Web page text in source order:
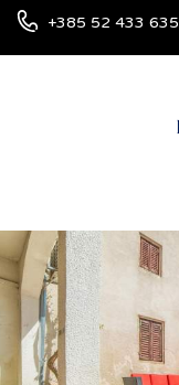
+385 52 433 635